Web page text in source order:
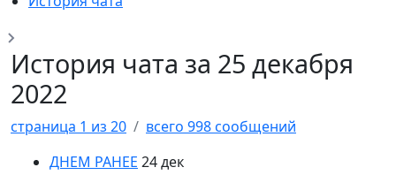
История чата за 25 декабря
2022
страница 1 из 20
всего 998 сообщений
ДНЕМ РАНЕЕ 24 дек